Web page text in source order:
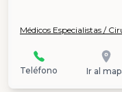
Médicos Especialistas /
Teléfono Ir al